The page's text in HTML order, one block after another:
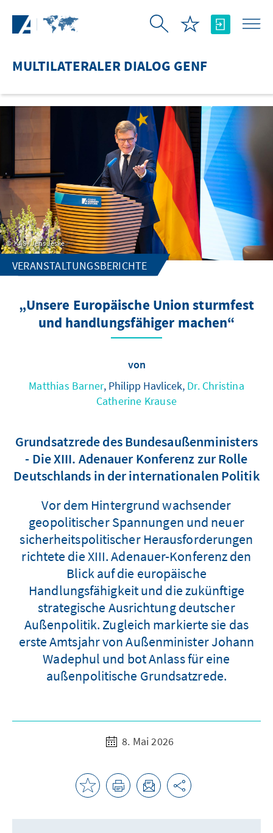
MULTILATERALER DIALOG GENF
KAS / Jens Jeske
VERANSTALTUNGSBERICHTE
„Unsere Europäische Union sturmfest
und handlungsfähiger machen“
von
Matthias Barner, Philipp Havlicek, Dr. Christina
Catherine Krause
Grundsatzrede des Bundesaußenministers
- Die XIII. Adenauer Konferenz zur Rolle
Deutschlands in der internationalen Politik
Vor dem Hintergrund wachsender
geopolitischer Spannungen und neuer
sicherheitspolitischer Herausforderungen
richtete die XIII. Adenauer-Konferenz den
Blick auf die europäische
Handlungsfähigkeit und die zukünftige
strategische Ausrichtung deutscher
Außenpolitik. Zugleich markierte sie das
erste Amtsjahr von Außenminister Johann
Wadephul und bot Anlass für eine
außenpolitische Grundsatzrede.
8. Mai 2026